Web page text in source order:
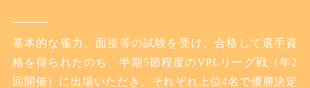
基本的な雀力、面接等の試験を受け、合格して選手資
格を得られたのち、半期5節程度のVPLリーグ戦（年2
回開催）に出場いただき、それぞれ上位4名で優勝決定